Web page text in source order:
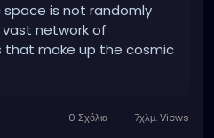
is not randomly
network of
make up the cosmic
0 Σχόλια 7χλμ. Views